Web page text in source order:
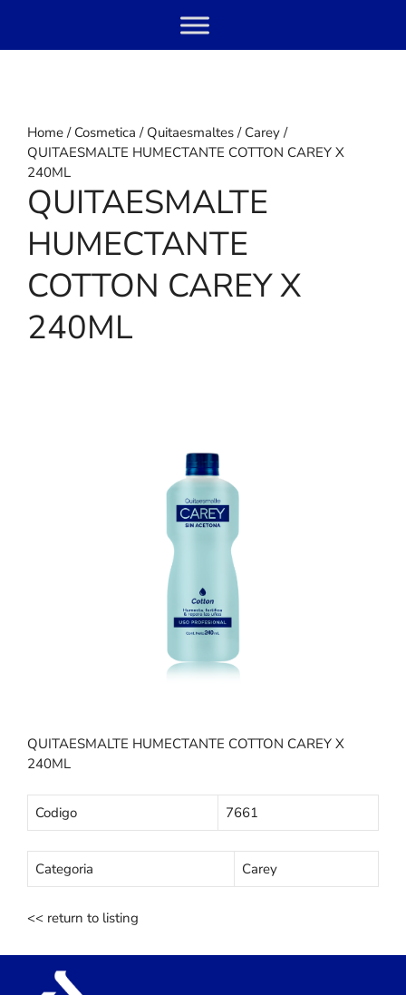
content
Home/ Cosmetica / Quitaesmaltes/ Carey/
QUITAESMALTE HUMECTANTE COTTON CAREY X
240ML
QUITAESMALTE
HUMECTANTE
COTTON CAREY X
240ML
QUITAESMALTE HUMECTANTE COTTON CAREY X
240ML
Codigo 7661
Categoria Carey
<< return to listing